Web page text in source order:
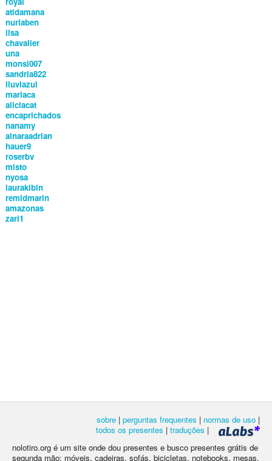
atidamana
nuriaben
ilsa
chavalier
una
monsi007
sandria822
lluviazul
mariaca
aliciacat
encaprichados
nanamy
ainaraadrian
hauer9
roserbv
misto
nyosa
laurakibin
remidmarin
amazonas
zari1
sobre | perguntas frequentes | normas de uso |
todos os presentes | traduções |
nolotiro.org é um site onde dou presentes e busco presentes grátis de
segunda mão: móveis, cadeiras, sofás, bicicletas, notebooks, mesas,